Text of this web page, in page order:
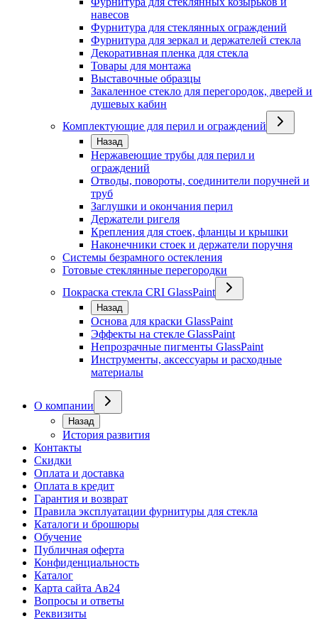
навесов
Фурнитура для стеклянных ограждений
Фурнитура для зеркал и держателей стекла
Декоративная пленка для стекла
Товары для монтажа
Выставочные образцы
Закаленное стекло для перегородок, дверей и
душевых кабин
Комплектующие для перил и ограждений
Назад
Нержавеющие трубы для перил и
ограждений
Отводы, повороты, соединители поручней и
труб
Заглушки и окончания перил
Держатели ригеля
Крепления для стоек, фланцы и крышки
Наконечники стоек и держатели поручня
Системы безрамного остекления
Готовые стеклянные перегородки
Покраска стекла CRI GlassPaint
Назад
Основа для краски GlassPaint
Эффекты на стекле GlassPaint
Непрозрачные пигменты GlassPaint
Инструменты, аксессуары и расходные
материалы
О компании
Назад
История развития
Контакты
Скидки
Оплата и доставка
Оплата в кредит
Гарантия и возврат
Правила эксплуатации фурнитуры для стекла
Каталоги и брошюры
Обучение
Публичная оферта
Конфиденциальность
Каталог
Карта сайта Ав24
Вопросы и ответы
Реквизиты